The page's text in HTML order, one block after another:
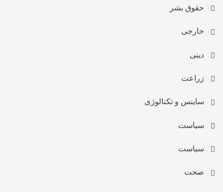
حقوق بشر
خارجی
دینی
زراعت
ساینس و تکنالوژی
سیاست
سیاست
صحت